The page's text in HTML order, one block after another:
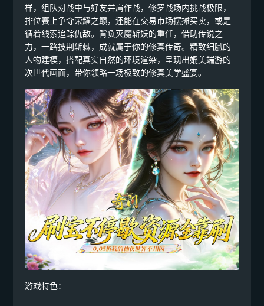
样，组队对战中与好友并肩作战，修罗战场内挑战极限，
排位赛上争夺荣耀之巅，还能在交易市场摆摊买卖，或是
循着线索追踪仇敌。背负灭魔斩妖的重任，借助传说之
力，一路披荆斩棘，成就属于你的修真传奇。​精致细腻的
人物建模，搭配真实自然的环境渲染，呈现出媲美端游的
次世代画面，带你领略一场极致的修真美学盛宴。
游戏特色：